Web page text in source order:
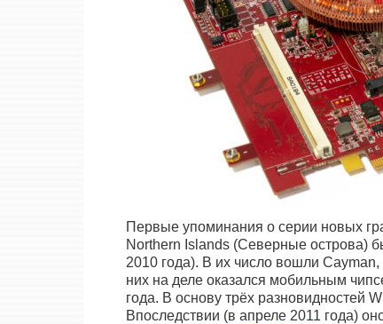
Первые упоминания о серии новых
Northern Islands (Северные острова)
2010 года). В их число вошли
них на деле оказался мобильным
года. В основу трёх разновидностей
Впоследствии (в апреле 2011 года)